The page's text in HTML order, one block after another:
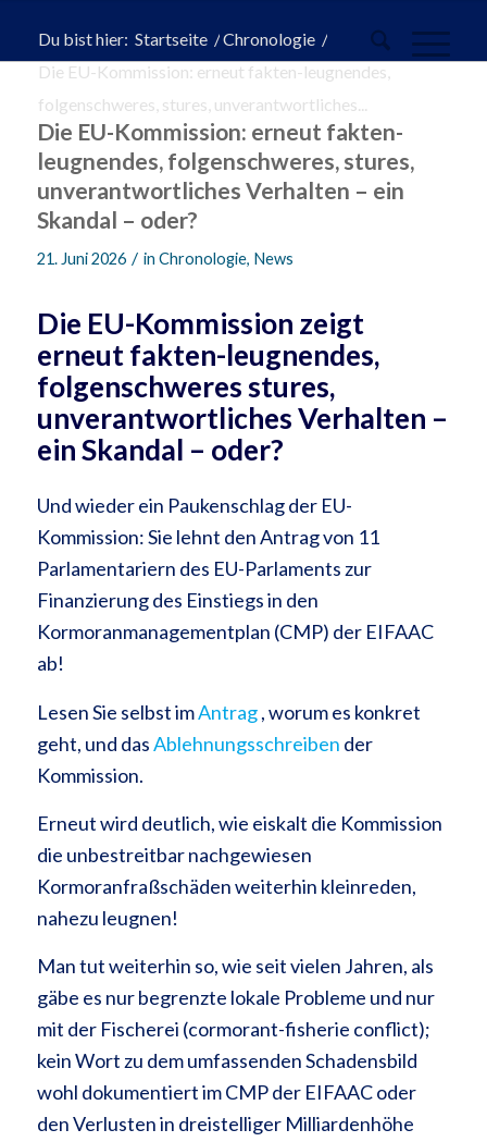
Du bist hier: Startseite /Chronologie /
Die EU-Kommission: erneut fakten-leugnendes,
folgenschweres, stures, unverantwortliches...
Die EU-Kommission: erneut fakten-
leugnendes, folgenschweres, stures,
unverantwortliches Verhalten – ein
Skandal – oder?
21. Juni 2026 / in Chronologie, News
Die EU-Kommission zeigt
erneut fakten-leugnendes,
folgenschweres stures,
unverantwortliches Verhalten –
ein Skandal – oder?
Und wieder ein Paukenschlag der EU-
Kommission: Sie lehnt den Antrag von 11
Parlamentariern des EU-Parlaments zur
Finanzierung des Einstiegs in den
Kormoranmanagementplan (CMP) der EIFAAC
ab!
Lesen Sie selbst imAntrag, worum es konkret
geht, und dasAblehnungsschreiben der
Kommission.
Erneut wird deutlich, wie eiskalt die Kommission
die unbestreitbar nachgewiesen
Kormoranfraßschäden weiterhin kleinreden,
nahezu leugnen!
Man tut weiterhin so, wie seit vielen Jahren, als
gäbe es nur begrenzte lokale Probleme und nur
mit der Fischerei (cormorant-fisherie conflict);
kein Wort zu dem umfassenden Schadensbild
wohl dokumentiert im CMP der EIFAAC oder
den Verlusten in dreistelliger Milliardenhöhe